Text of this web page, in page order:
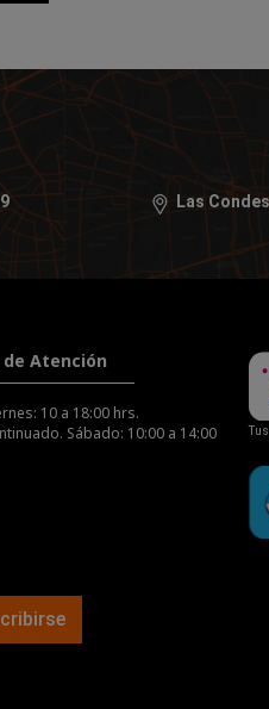
Las
Atención
10 a 18:00 hrs.
Sábado: 10:00 a 14:00